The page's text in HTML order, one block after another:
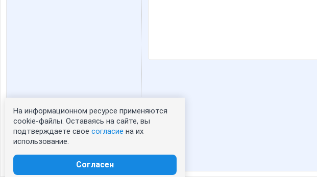
Статистика портрета:
сейчас просматривают портрет - 0
зарегистрированные пользователи
На информационном ресурсе применяются
cookie-файлы. Оставаясь на сайте, вы
подтверждаете свое согласие на их
использование.
Согласен